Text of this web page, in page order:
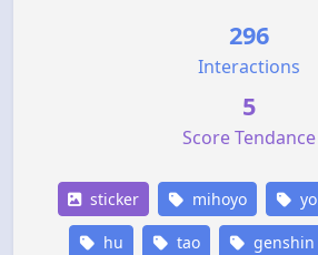
296
Interactions
5
Score Tendance
sticker mihoyo yo
hu tao genshin